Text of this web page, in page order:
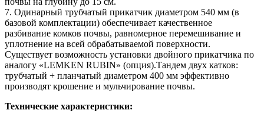
7. Одинарный трубчатый прикатчик диаметром 540 мм (в
базовой комплектации) обеспечивает качественное
разбивание комков почвы, равномерное перемешивание и
уплотнение на всей обрабатываемой поверхности.
Существует возможность установки двойного прикатчика по
аналогу «LEMKEN RUBIN» (опция).Тандем двух катков:
трубчатый + планчатый диаметром 400 мм эффективно
производят крошение и мульчирование почвы.
Технические характеристики: